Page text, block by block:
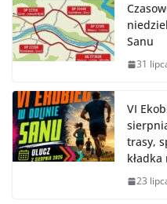
Sanu
31
VI
trasy,
kładka
23